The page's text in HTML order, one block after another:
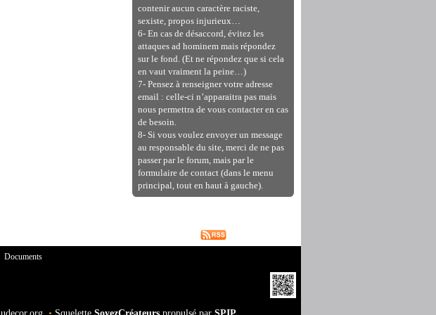
contenir aucun caractère raciste,
sexiste, propos injurieux…
6- En cas de désaccord, évitez les
attaques ad hominem mais répondez
sur le fond. (Et ne répondez que si cela
en vaut vraiment la peine…)
7- Pensez à renseigner votre adresse
email : celle-ci n’apparaitra pas mais
nous permettra de vous contacter en cas
de besoin.
8- Si vous voulez envoyer un message
au responsable du site, merci de ne pas
passer par le forum, mais par le
formulaire de contact (dans le menu
principal, tout en haut à gauche).
Documents